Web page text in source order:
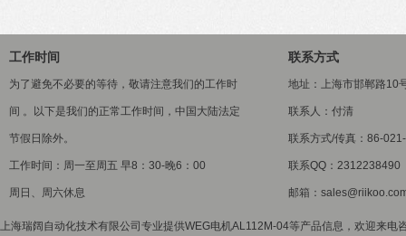
工作时间
为了避免不必要的等待，敬请注意我们的工作时
间 。以下是我们的正常工作时间，中国大陆法定
节假日除外。
工作时间：周一至周五 早8：30-晚6：00
周日、周六休息
联系方式
地址：上海市邯郸路10
联系人：付清
联系方式/传真：86-
联系QQ：2312238490
邮箱：
上海瑞阔自动化技术有限公司专业提供WEG电机AL112M-04等产品信息，欢迎来电